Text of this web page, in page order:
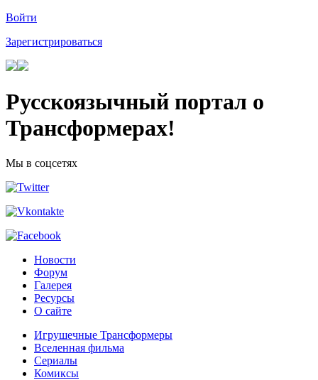
Войти
Зарегистрироваться
Русскоязычный портал о
Трансформерах!
Мы в соцсетях
Новости
Форум
Галерея
Ресурсы
О сайте
Игрушечные Трансформеры
Вселенная фильма
Сериалы
Комиксы